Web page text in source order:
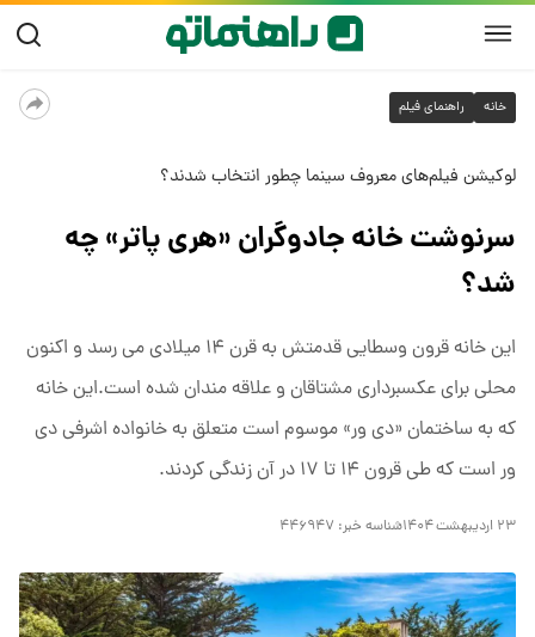
خانه راهنمای فیلم
لوکیشن فیلم‌های معروف سینما چطور انتخاب شدند؟
سرنوشت خانه جادوگران «هری پاتر» چه
شد؟
این خانه قرون وسطایی قدمتش به قرن ۱۴ میلادی می رسد و اکنون
محلی برای عکسبرداری مشتاقان و علاقه مندان شده است.این خانه
که به ساختمان «دی ور» موسوم است متعلق به خانواده اشرفی دی
ور است که طی قرون ۱۴ تا ۱۷ در آن زندگی کردند.
۲۳ اردیبهشت ۱۴۰۴ شناسه خبر: ۴۴۶۹۴۷